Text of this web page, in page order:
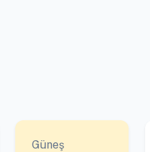
Güneş